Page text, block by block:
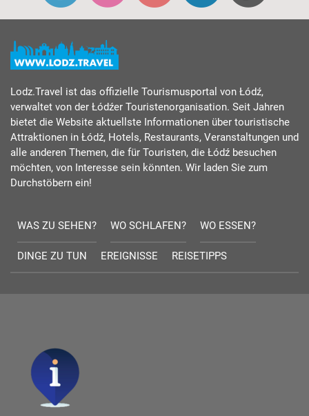
Lodz.Travel ist das offizielle Tourismusportal von Łódź,
verwaltet von der Łódźer Touristenorganisation. Seit Jahren
bietet die Website aktuellste Informationen über touristische
Attraktionen in Łódź, Hotels, Restaurants, Veranstaltungen und
alle anderen Themen, die für Touristen, die Łódź besuchen
möchten, von Interesse sein könnten. Wir laden Sie zum
Durchstöbern ein!
WAS ZU SEHEN? WO SCHLAFEN? WO ESSEN?
DINGE ZU TUN EREIGNISSE REISETIPPS